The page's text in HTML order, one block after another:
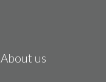
About us